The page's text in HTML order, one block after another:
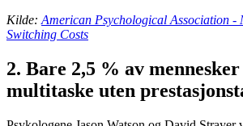
Kilde: American Psychological Association -
Switching Costs
2. Bare 2,5 % av
multitaske uten